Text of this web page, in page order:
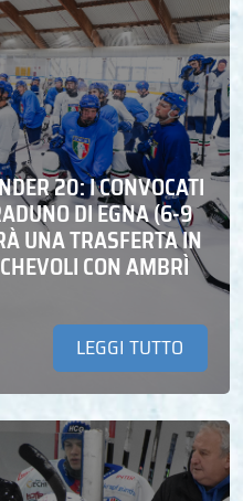
20: I CONVOCATI
DI EGNA (6-9
UNA TRASFERTA IN
CON AMBRÌ
LEGGI TUTTO